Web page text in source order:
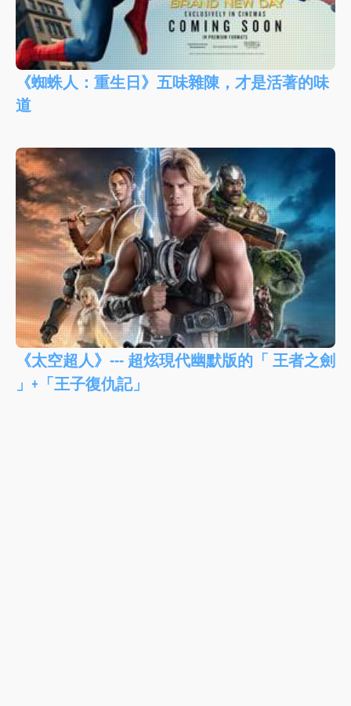
《蜘蛛人：重生日》五味雜陳，才是活著的味
道
《太空超人》--- 超炫現代幽默版的「 王者之劍
」+「王子復仇記」